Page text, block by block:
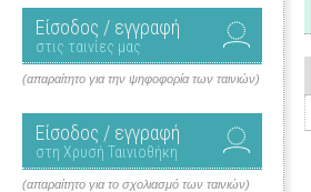
Είσοδος / εγγραφή
στις ταινίες μας
(απαραίτητο για την ψηφοφορία των ταινιών)
Είσοδος / εγγραφή
στη Χρυσή Ταινιοθήκη
(απαραίτητο για το σχολιασμό των ταινιών)